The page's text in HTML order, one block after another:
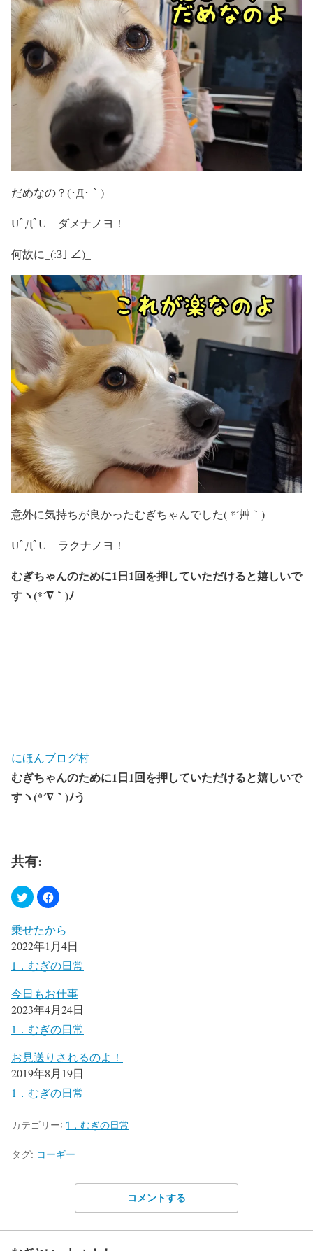
だめなの？(･Д･｀)
UﾟДﾟU ダメナノヨ！
何故に_(:З｣ ∠)_
意外に気持ちが良かったむぎちゃんでした( *´艸｀)
UﾟДﾟU ラクナノヨ！
むぎちゃんのために1日1回を押していただけると嬉しいで
すヽ(*´∇｀)ﾉ
にほんブログ村
むぎちゃんのために1日1回を押していただけると嬉しいで
すヽ(*´∇｀)ﾉう
共有:
乗せたから
2022年1月4日
1．むぎの日常
今日もお仕事
2023年4月24日
1．むぎの日常
お見送りされるのよ！
2019年8月19日
1．むぎの日常
カテゴリー: 1．むぎの日常
タグ: コーギー
コメントする